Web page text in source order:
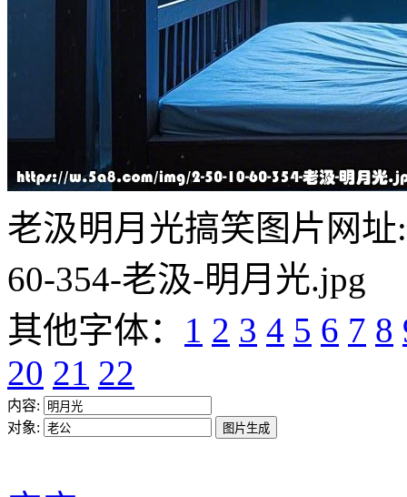
老汲明月光搞笑图片网址
60-354-老汲-明月光.jpg
其他字体： 1 2 3 4 5 6 7 8
20 21 22
内容:
对象: